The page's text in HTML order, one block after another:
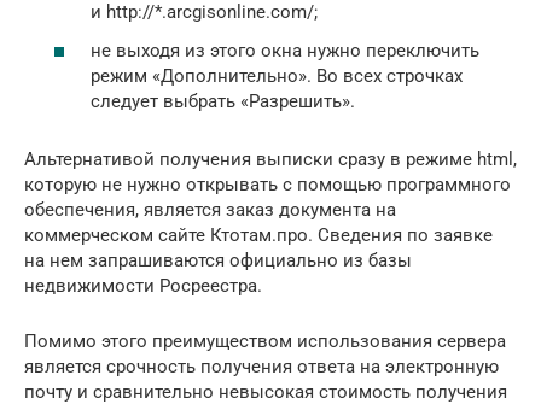
и http://*.arcgisonline.com/;
не выходя из этого окна нужно переключить
режим «Дополнительно». Во всех строчках
следует выбрать «Разрешить».
Альтернативой получения выписки сразу в режиме html,
которую не нужно открывать с помощью программного
обеспечения, является заказ документа на
коммерческом сайте Ктотам.про. Сведения по заявке
на нем запрашиваются официально из базы
недвижимости Росреестра.
Помимо этого преимуществом использования сервера
является срочность получения ответа на электронную
почту и сравнительно невысокая стоимость получения